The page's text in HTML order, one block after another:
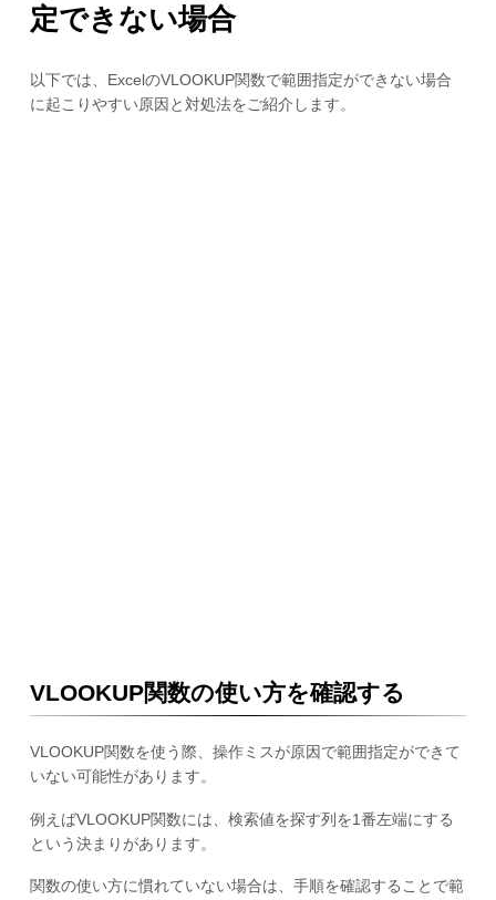
定できない場合
以下では、ExcelのVLOOKUP関数で範囲指定ができない場合
に起こりやすい原因と対処法をご紹介します。
VLOOKUP関数の使い方を確認する
VLOOKUP関数を使う際、操作ミスが原因で範囲指定ができて
いない可能性があります。
例えばVLOOKUP関数には、検索値を探す列を1番左端にする
という決まりがあります。
関数の使い方に慣れていない場合は、手順を確認することで範